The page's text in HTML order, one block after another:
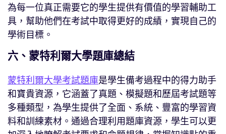
為每一位真正需要它的學生提供有價值的學習輔助工
具，幫助他們在考試中取得更好的成績，實現自己的
學術目標。
六、蒙特利爾大學題庫總結
蒙特利爾大學考試題庫是學生備考過程中的得力助手
和寶貴資源，它涵蓋了真題、模擬題和歷屆考試題等
多種類型，為學生提供了全面、系統、豐富的學習資
料和訓練素材。通過合理利用題庫資源，學生可以更